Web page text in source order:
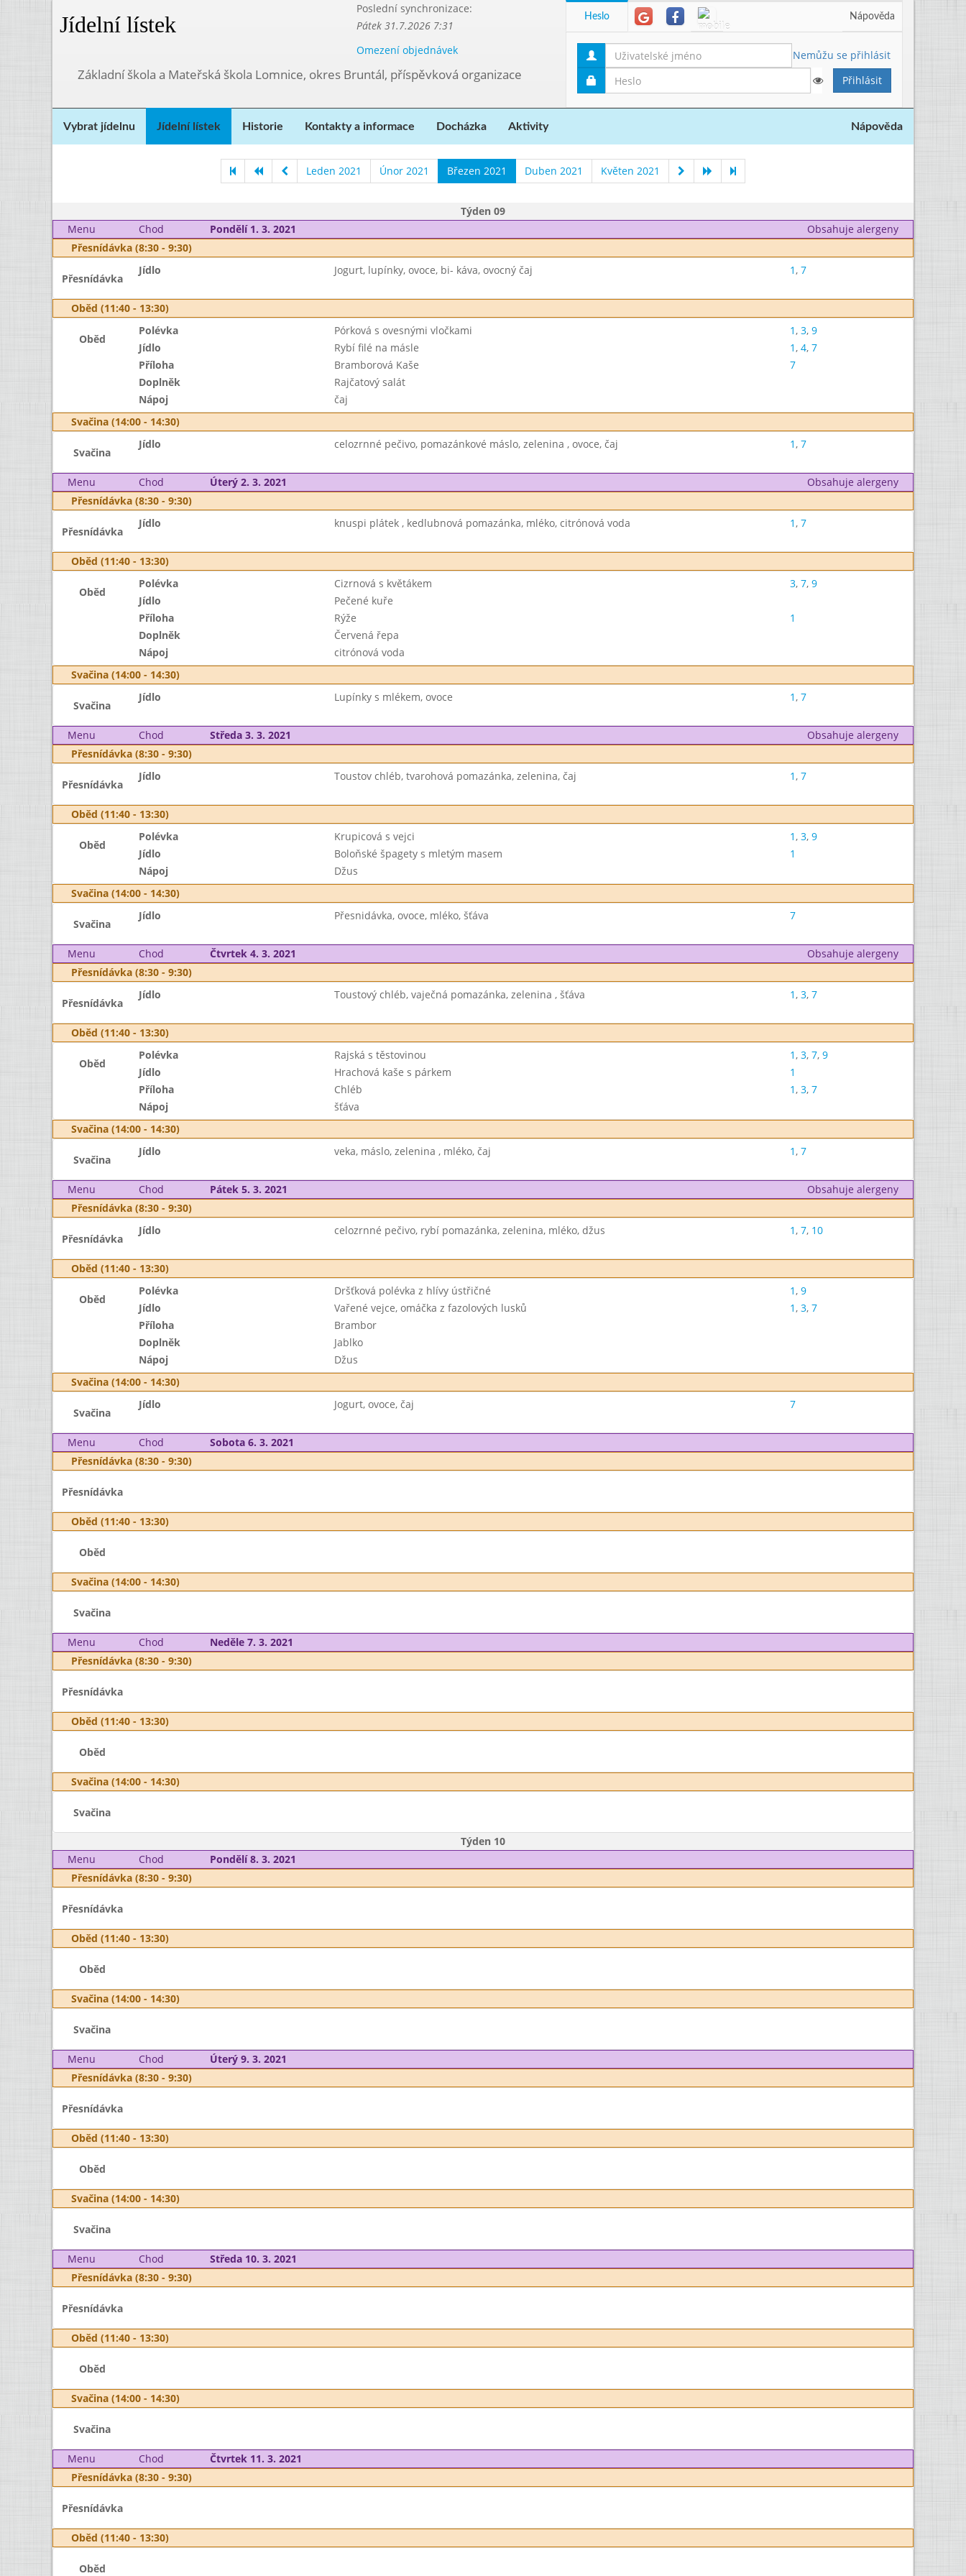
Jídelní lístek
Poslední synchronizace:
Pátek 31.7.2026 7:31
Omezení objednávek
Základní škola a Mateřská škola Lomnice, okres Bruntál, příspěvková organizace
Heslo Nápověda
Nemůžu se přihlásit
Vybrat jídelnu Jídelní lístek Historie Kontakty a informace Docházka Aktivity Nápověda
Leden 2021 Únor 2021 Březen 2021 Duben 2021 Květen 2021
Týden 09
Menu
Chod Pondělí 1. 3. 2021
Obsahuje alergeny
Přesnídávka (8:30 - 9:30)
Přesnídávka
Jídlo Jogurt, lupínky, ovoce, bi- káva, ovocný čaj 1, 7
Oběd (11:40 - 13:30)
Oběd
Polévka Pórková s ovesnými vločkami 1, 3, 9
Jídlo
Rybí filé na másle 1, 4, 7
Příloha
Bramborová Kaše
7
Doplněk
Rajčatový salát
Nápoj
čaj
Svačina (14:00 - 14:30)
Svačina
Jídlo celozrnné pečivo, pomazánkové máslo, zelenina , ovoce, čaj 1, 7
Menu Chod Úterý 2. 3. 2021
Obsahuje alergeny
Přesnídávka (8:30 - 9:30)
Přesnídávka
Jídlo knuspi plátek , kedlubnová pomazánka, mléko, citrónová voda 1, 7
Oběd (11:40 - 13:30)
Oběd
Polévka Cizrnová s květákem 3, 7, 9
Jídlo
Pečené kuře
Příloha
Rýže
1
Doplněk
Červená řepa
Nápoj
citrónová voda
Svačina (14:00 - 14:30)
Svačina
Jídlo Lupínky s mlékem, ovoce 1, 7
Menu Chod Středa 3. 3. 2021
Obsahuje alergeny
Přesnídávka (8:30 - 9:30)
Přesnídávka
Jídlo Toustov chléb, tvarohová pomazánka, zelenina, čaj 1, 7
Oběd (11:40 - 13:30)
Oběd
Polévka Krupicová s vejci 1, 3, 9
Jídlo
Boloňské špagety s mletým masem
1
Nápoj
Džus
Svačina (14:00 - 14:30)
Svačina
Jídlo Přesnidávka, ovoce, mléko, šťáva 7
Menu Chod Čtvrtek 4. 3. 2021
Obsahuje alergeny
Přesnídávka (8:30 - 9:30)
Přesnídávka
Jídlo Toustový chléb, vaječná pomazánka, zelenina , šťáva 1, 3, 7
Oběd (11:40 - 13:30)
Oběd
Polévka Rajská s těstovinou 1, 3, 7, 9
Jídlo
Hrachová kaše s párkem
1
Příloha
Chléb 1, 3, 7
Nápoj
šťáva
Svačina (14:00 - 14:30)
Svačina
Jídlo veka, máslo, zelenina , mléko, čaj 1, 7
Menu Chod Pátek 5. 3. 2021
Obsahuje alergeny
Přesnídávka (8:30 - 9:30)
Přesnídávka
Jídlo celozrnné pečivo, rybí pomazánka, zelenina, mléko, džus 1, 7, 10
Oběd (11:40 - 13:30)
Oběd
Polévka Dršťková polévka z hlívy ústřičné 1, 9
Jídlo
Vařené vejce, omáčka z fazolových lusků 1, 3, 7
Příloha
Brambor
Doplněk
Jablko
Nápoj
Džus
Svačina (14:00 - 14:30)
Svačina
Jídlo Jogurt, ovoce, čaj 7
Menu Chod
Sobota 6. 3. 2021
Přesnídávka (8:30 - 9:30)
Přesnídávka
Oběd (11:40 - 13:30)
Oběd
Svačina (14:00 - 14:30)
Svačina
Menu Chod
Neděle 7. 3. 2021
Přesnídávka (8:30 - 9:30)
Přesnídávka
Oběd (11:40 - 13:30)
Oběd
Svačina (14:00 - 14:30)
Svačina
Týden 10
Menu
Chod
Pondělí 8. 3. 2021
Přesnídávka (8:30 - 9:30)
Přesnídávka
Oběd (11:40 - 13:30)
Oběd
Svačina (14:00 - 14:30)
Svačina
Menu Chod
Úterý 9. 3. 2021
Přesnídávka (8:30 - 9:30)
Přesnídávka
Oběd (11:40 - 13:30)
Oběd
Svačina (14:00 - 14:30)
Svačina
Menu Chod
Středa 10. 3. 2021
Přesnídávka (8:30 - 9:30)
Přesnídávka
Oběd (11:40 - 13:30)
Oběd
Svačina (14:00 - 14:30)
Svačina
Menu Chod
Čtvrtek 11. 3. 2021
Přesnídávka (8:30 - 9:30)
Přesnídávka
Oběd (11:40 - 13:30)
Oběd